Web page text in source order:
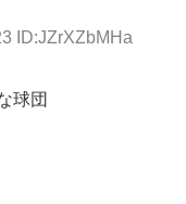
ID:JZrXZbMHa
球団